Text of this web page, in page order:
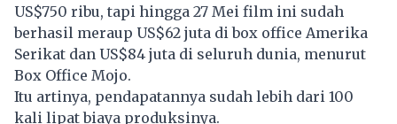
US$750 ribu, tapi hingga 27 Mei film ini sudah
berhasil meraup US$62 juta di box office Amerika
Serikat dan US$84 juta di seluruh dunia, menurut
Box Office Mojo.
Itu artinya, pendapatannya sudah lebih dari 100
kali lipat biaya produksinya.